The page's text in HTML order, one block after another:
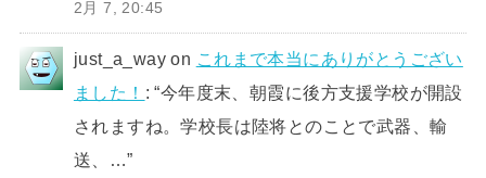
2月 7, 20:45
just_a_way on これまで本当にありがとうござい
ました！ : “今年度末、朝霞に後方支援学校が開設
されますね。学校長は陸将とのことで武器、輸
送、…”